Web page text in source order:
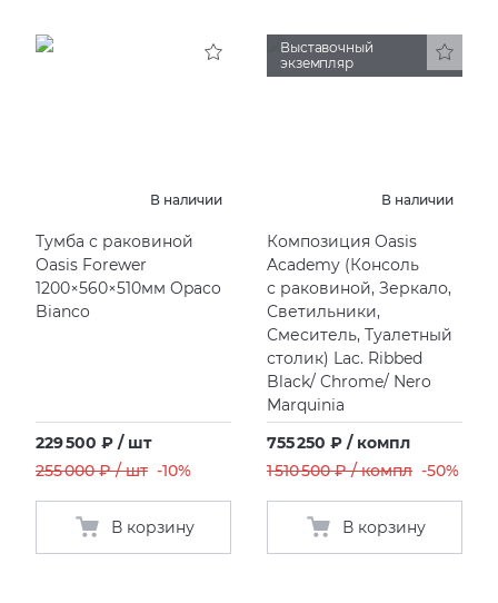
В наличии
Тумба с раковиной
Oasis Forewer
1200×560×510мм Opaco
Bianco
229 500 ₽ / шт
255 000 ₽ / шт -10%
В корзину
Выставочный
экземпляр
В наличии
Композиция Oasis
Academy (Консоль
с раковиной, Зеркало,
Светильники,
Смеситель, Туалетный
столик) Lac. Ribbed
Black/ Chrome/ Nero
Marquinia
755 250 ₽ / компл
1 510 500 ₽ / компл -50%
В корзину